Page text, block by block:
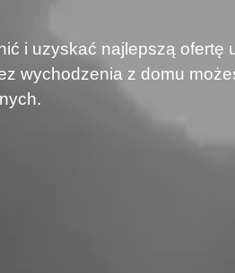
i uzyskać najlepszą ofertę
wychodzenia z domu